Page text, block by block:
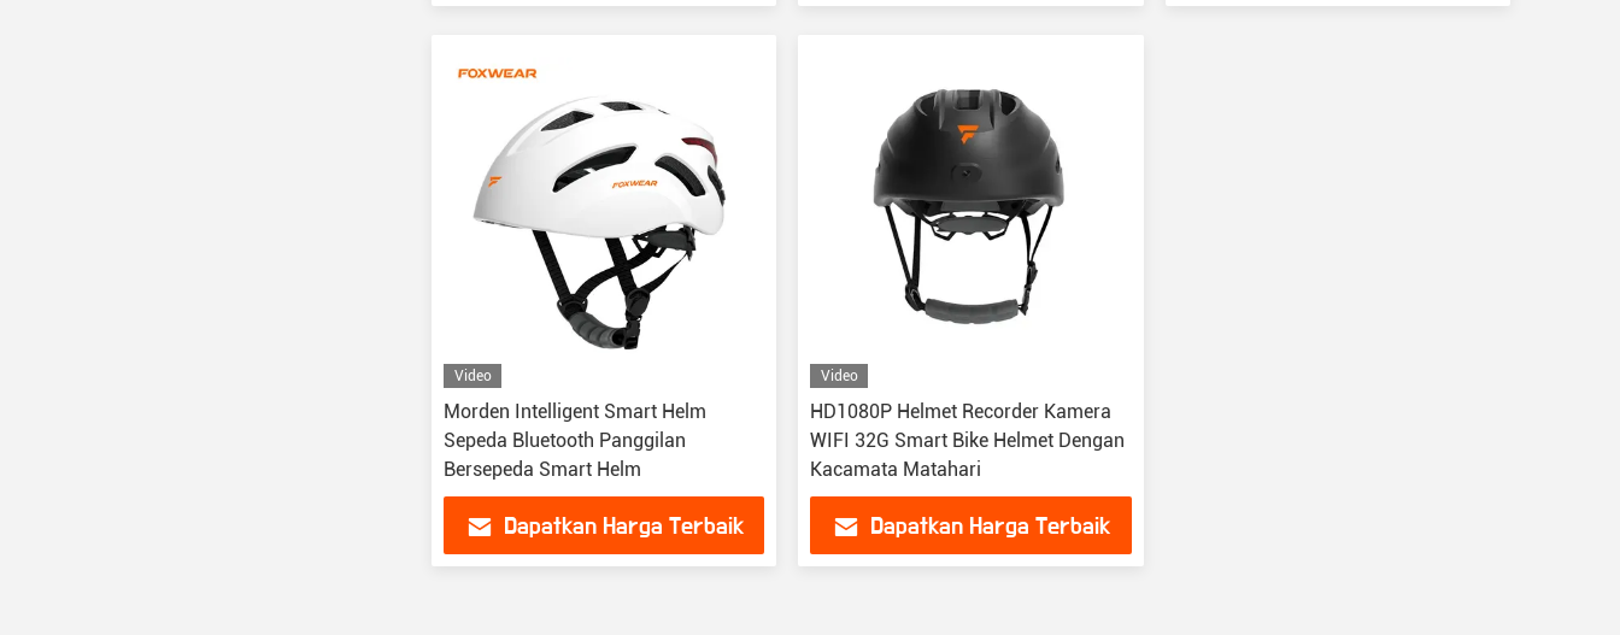
Video
Morden Intelligent Smart Helm
Sepeda Bluetooth Panggilan
Bersepeda Smart Helm
Dapatkan Harga Terbaik
Video
HD1080P Helmet Recorder Kamera
WIFI 32G Smart Bike Helmet Dengan
Kacamata Matahari
Dapatkan Harga Terbaik